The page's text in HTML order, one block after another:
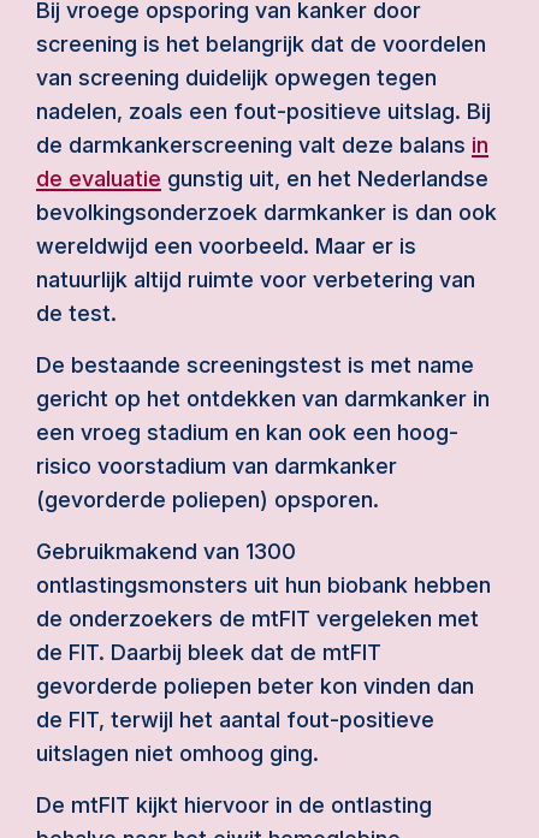
Bij vroege opsporing van kanker door
screening is het belangrijk dat de voordelen
van screening duidelijk opwegen tegen
nadelen, zoals een fout-positieve uitslag. Bij
de darmkankerscreening valt deze balans in
de evaluatie gunstig uit, en het Nederlandse
bevolkingsonderzoek darmkanker is dan ook
wereldwijd een voorbeeld. Maar er is
natuurlijk altijd ruimte voor verbetering van
de test.
De bestaande screeningstest is met name
gericht op het ontdekken van darmkanker in
een vroeg stadium en kan ook een hoog-
risico voorstadium van darmkanker
(gevorderde poliepen) opsporen.
Gebruikmakend van 1300
ontlastingsmonsters uit hun biobank hebben
de onderzoekers de mtFIT vergeleken met
de FIT. Daarbij bleek dat de mtFIT
gevorderde poliepen beter kon vinden dan
de FIT, terwijl het aantal fout-positieve
uitslagen niet omhoog ging.
De mtFIT kijkt hiervoor in de ontlasting